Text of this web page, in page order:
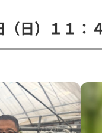
（日）１１：